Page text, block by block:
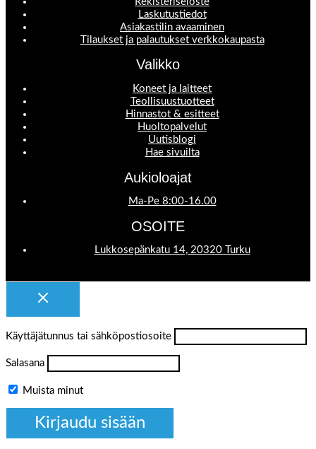
Laskutustiedot
Asiakastilin avaaminen
Tilaukset ja palautukset verkkokaupasta
Valikko
Koneet ja laitteet
Teollisuustuotteet
Hinnastot & esitteet
Huoltopalvelut
Uutisblogi
Hae sivuilta
Aukioloajat
Ma-Pe 8:00-16.00
OSOITE
Lukkosepänkatu 14, 20320 Turku
Käyttäjätunnus tai sähköpostiosoite
Salasana
Muista minut